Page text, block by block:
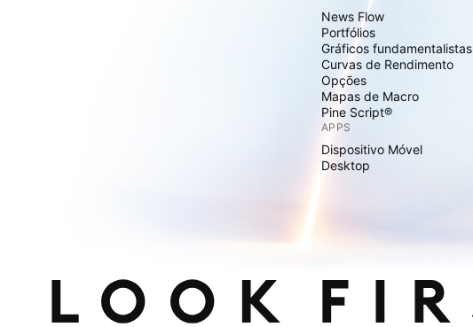
News Flow
Portfólios
Gráficos fundamentalistas
Curvas de Rendimento
Opções
Mapas de Macro
Pine Script®
APPS
Dispositivo Móvel
Desktop